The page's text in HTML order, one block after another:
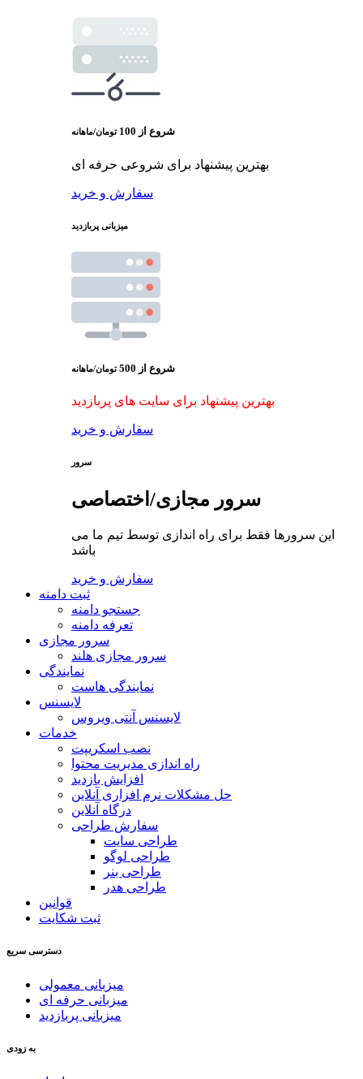
شروع از 100 تومان/ماهانه
بهترین پیشنهاد برای شروعی حرفه ای
سفارش و خرید
میزبانی پربازدید
شروع از 500 تومان/ماهانه
بهترین پیشنهاد برای سایت های پربازدید
سفارش و خرید
سرور
سرور مجازی/اختصاصی
این سرورها فقط برای راه اندازی توسط تیم ما می
باشد
سفارش و خرید
ثبت دامنه
جستجو دامنه
تعرفه دامنه
سرور مجازی
سرور مجازی هلند
نمایندگی
نمایندگی هاست
لایسنس
لایسنس آنتی ویروس
خدمات
نصب اسکریپت
راه اندازی مدیریت محتوا
افزایش بازدید
حل مشکلات نرم افزاری آنلاین
درگاه آنلاین
سفارش طراحی
طراحی سایت
طراحی لوگو
طراحی بنر
طراحی هدر
قوانین
ثبت شکایت
دسترسی سریع
میزبانی معمولی
میزبانی حرفه ای
میزبانی پربازدید
به زودی